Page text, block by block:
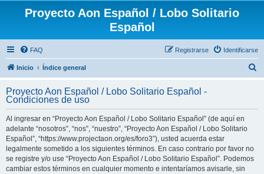
Proyecto Aon Español / Lobo Solitario
Español
FAQ Identificarse
Registrarse
Inicio Índice general
c
Proyecto Aon Español / Lobo Solitario Español -
Condiciones de uso
Al ingresar en “Proyecto Aon Español / Lobo Solitario Español” (de aquí en
adelante “nosotros”, “nos”, “nuestro”, “Proyecto Aon Español / Lobo Solitario
Español”, “https://www.projectaon.org/es/foro3”), usted acuerda estar
legalmente sometido a los siguientes términos. En caso contrario por favor no
se registre y/o use “Proyecto Aon Español / Lobo Solitario Español”. Podemos
cambiar estos términos en cualquier momento e intentaríamos avisarle, sin